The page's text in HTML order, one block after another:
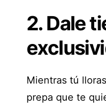
2. Dale
Mientras tú
prepa que te